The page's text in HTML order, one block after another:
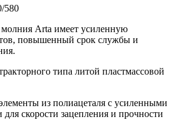
580
молния Arta имеет усиленную
повышенный срок службы и
типа литой пластмассовой
из полиацеталя с усиленными
скорости зацепления и прочности